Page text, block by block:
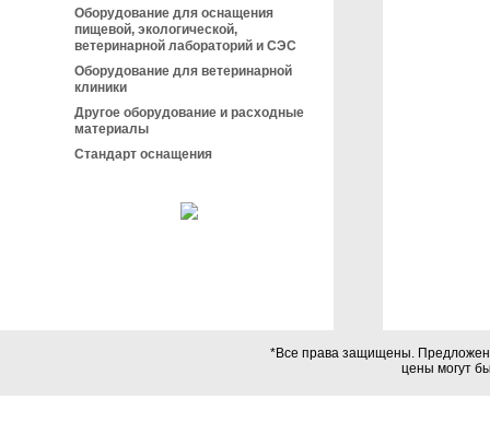
Оборудование для оснащения
пищевой, экологической,
ветеринарной лабораторий и СЭС
Оборудование для ветеринарной
клиники
Другое оборудование и расходные
материалы
Стандарт оснащения
*Все права защищены.
цены могут